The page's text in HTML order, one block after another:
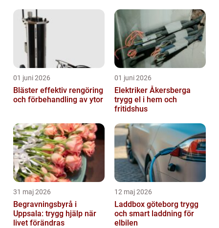
01 juni 2026
Bläster effektiv rengöring
och förbehandling av ytor
01 juni 2026
Elektriker Åkersberga
trygg el i hem och
fritidshus
31 maj 2026
Begravningsbyrå i
Uppsala: trygg hjälp när
livet förändras
12 maj 2026
Laddbox göteborg trygg
och smart laddning för
elbilen